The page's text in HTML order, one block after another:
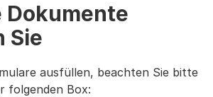
Dokumente
Sie
ausfüllen, beachten Sie bitte
folgenden Box: